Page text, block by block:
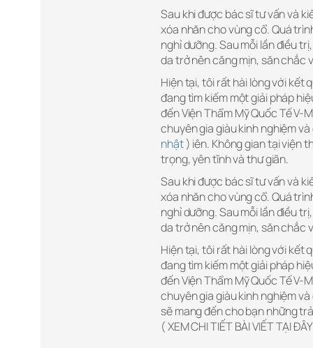
Sau khi được bác sĩ tư vấn và
xóa nhăn cho vùng cổ. Quá
nghỉ dưỡng. Sau mỗi lần điều
da trở nên căng mịn, săn chắc
Hiện tại, tôi rất hài lòng với kết
đang tìm kiếm một giải pháp
đến Viện Thẩm Mỹ Quốc Tế V-
chuyên gia giàu kinh nghiệm và
nhật) iên. Không gian tại viện
trọng, yên tĩnh và thư giãn.
Sau khi được bác sĩ tư vấn và
xóa nhăn cho vùng cổ. Quá
nghỉ dưỡng. Sau mỗi lần điều
da trở nên căng mịn, săn chắc
Hiện tại, tôi rất hài lòng với kết
đang tìm kiếm một giải pháp
đến Viện Thẩm Mỹ Quốc Tế V-
chuyên gia giàu kinh nghiệm
sẽ mang đến cho bạn những
( XEM CHI TIẾT BÀI VIẾT TẠI